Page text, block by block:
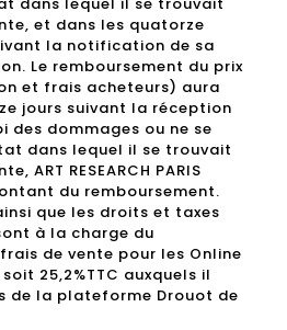
et dans les quatorze
la notification de sa
Le remboursement du prix
et frais acheteurs) aura
jours suivant la réception
des dommages ou ne se
dans lequel il se trouvait
ART RESEARCH PARIS
du remboursement.
que les droits et taxes
à la charge du
de vente pour les Online
25,2%TTC auxquels il
de la plateforme Drouot de